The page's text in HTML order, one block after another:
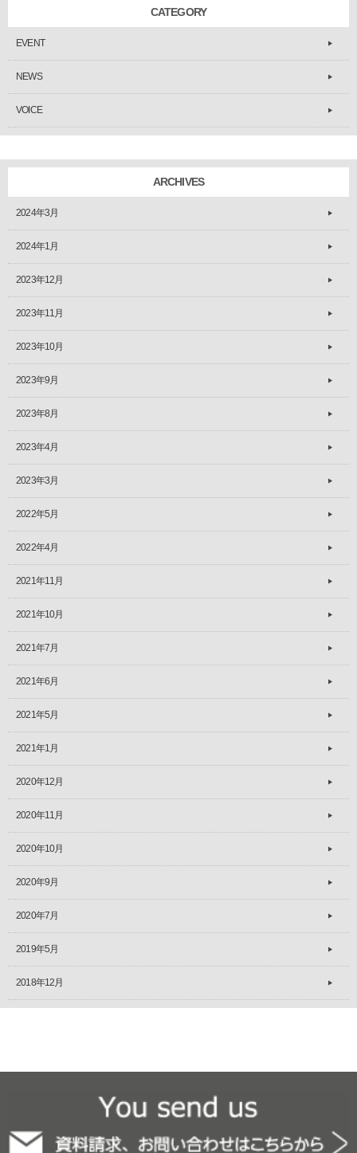
CATEGORY
EVENT
NEWS
VOICE
ARCHIVES
2024年3月
2024年1月
2023年12月
2023年11月
2023年10月
2023年9月
2023年8月
2023年4月
2023年3月
2022年5月
2022年4月
2021年11月
2021年10月
2021年7月
2021年6月
2021年5月
2021年1月
2020年12月
2020年11月
2020年10月
2020年9月
2020年7月
2019年5月
2018年12月